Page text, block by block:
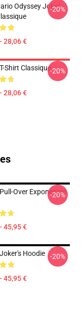
Odyssey Joker -
28,06 €
-20%
Shirt Classique
28,06 €
-20%
Over Exponentiel
45,95 €
-20%
Hoodie
45,95 €
-20%